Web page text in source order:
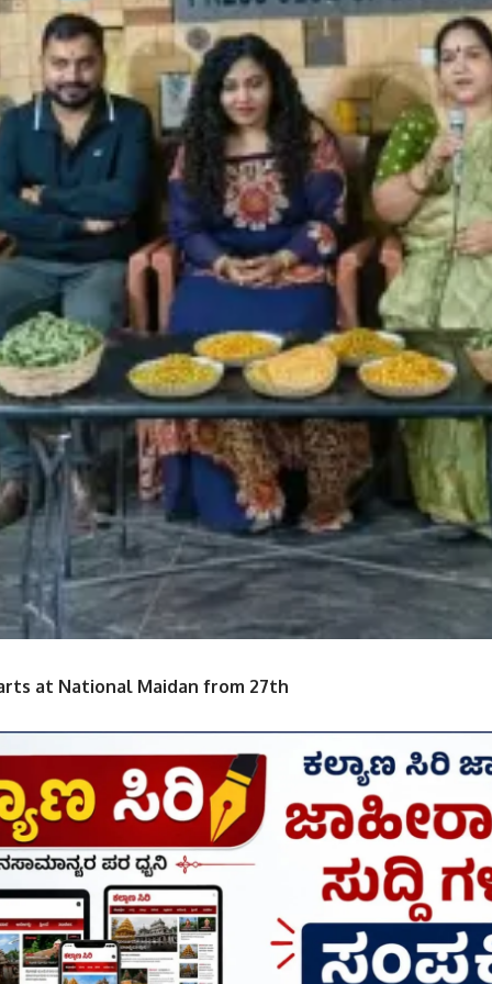
at National Maidan from 27th